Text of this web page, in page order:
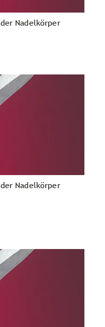
Nadelkörper
Nadelkörper